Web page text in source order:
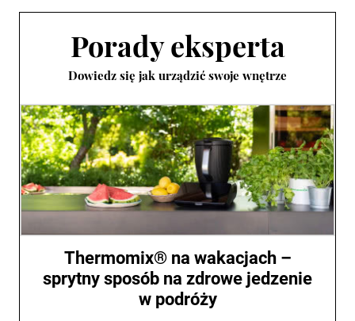
Porady eksperta
Dowiedz się jak urządzić swoje wnętrze
Thermomix® na wakacjach –
sprytny sposób na zdrowe jedzenie
w podróży